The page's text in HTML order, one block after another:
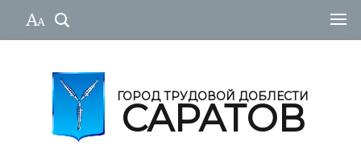
ГОРОД ТРУДОВОЙ ДОБЛЕСТИ
САРАТОВ